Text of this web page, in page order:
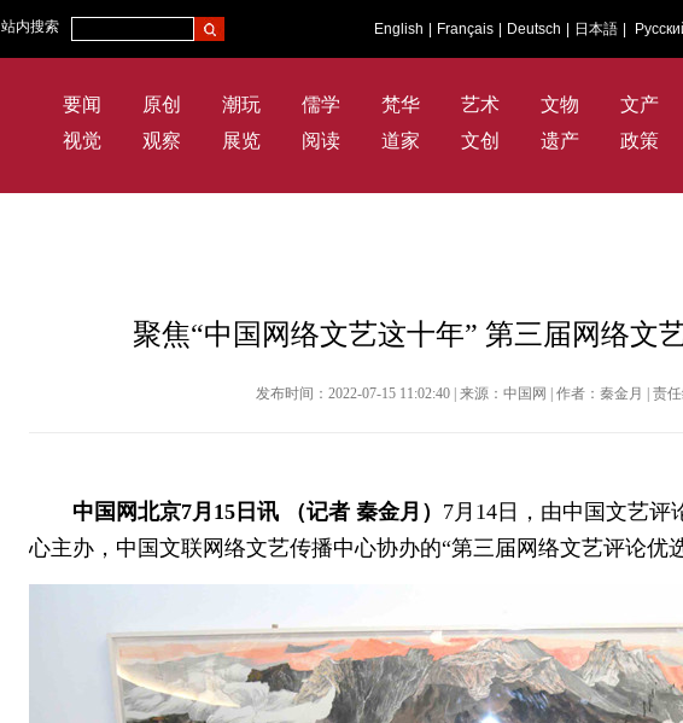
站内搜索 English Français Deutsch 日本語
要闻 原创 潮玩 儒学 梵华 艺术 文物 文产
视觉
观察 展览 阅读 道家 文创 遗产 政策
聚焦“中国网络文艺这十年” 第三届网络文
发布时间：2022-07-15 11:02:40 | 来源：中国网 | 作者：秦金月 | 责
中国网北京7月15日讯 （记者 秦金月） 7月14日，由中国文艺评
心主办，中国文联网络文艺传播中心协办的“第三届网络文艺评论优